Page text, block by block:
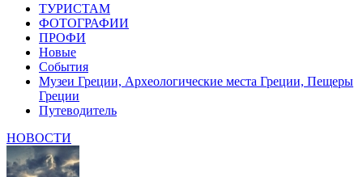
ТУРИСТАМ
ФОТОГРАФИИ
ПРОФИ
Новые
События
Музеи Греции, Археологические места Греции, Пещеры
Греции
Путеводитель
НОВОСТИ